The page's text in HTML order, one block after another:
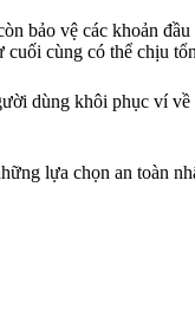
bảo vệ các khoản
cùng có thể chịu
dùng khôi phục ví
lựa chọn an toàn